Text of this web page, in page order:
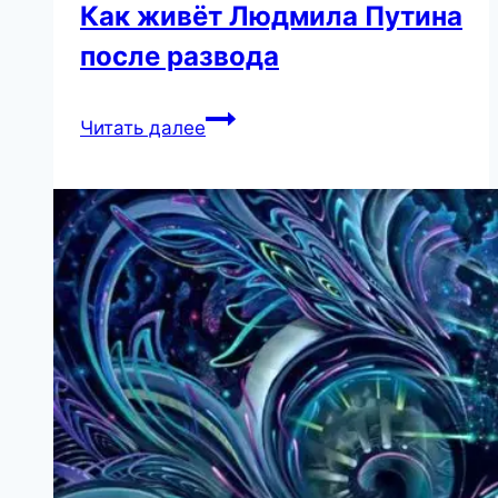
Как живёт Людмила Путина
после развода
Читать далееКак
Путина
после
развода